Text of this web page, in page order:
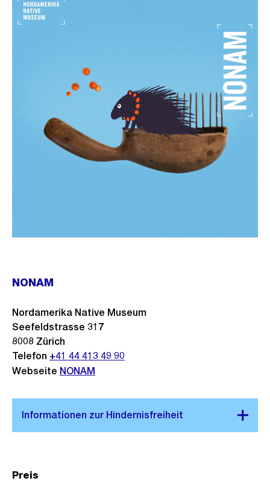
NONAM
Nordamerika Native Museum
Seefeldstrasse 317
8008 Zürich
Telefon +41 44 413 49 90
Webseite NONAM
Preis